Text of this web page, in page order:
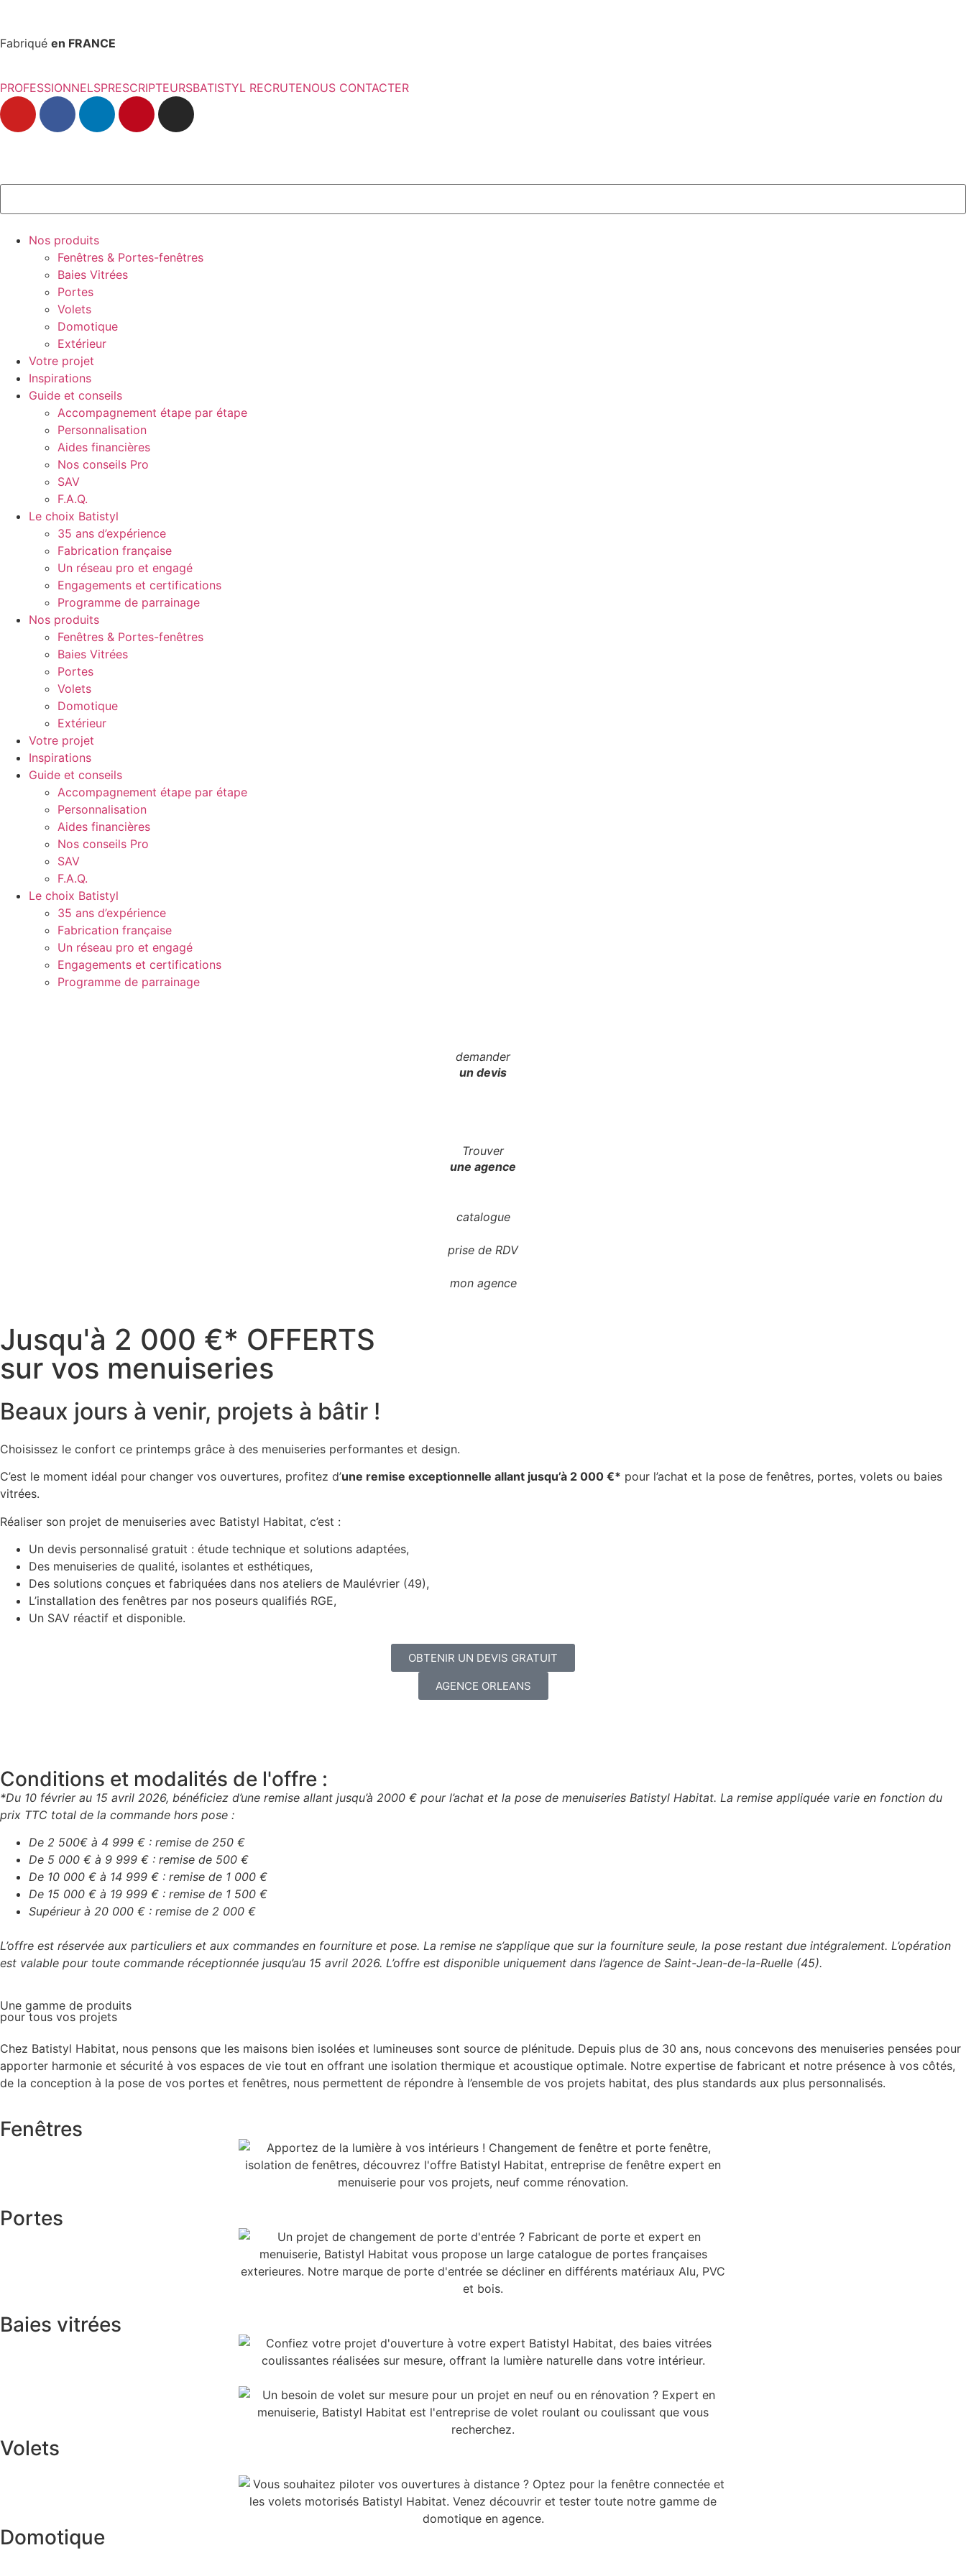
Fabriqué en FRANCE
PROFESSIONNELSPRESCRIPTEURSBATISTYL RECRUTENOUS CONTACTER
Nos produits
Fenêtres & Portes-fenêtres
Baies Vitrées
Portes
Volets
Domotique
Extérieur
Votre projet
Inspirations
Guide et conseils
Accompagnement étape par étape
Personnalisation
Aides financières
Nos conseils Pro
SAV
F.A.Q.
Le choix Batistyl
35 ans d’expérience
Fabrication française
Un réseau pro et engagé
Engagements et certifications
Programme de parrainage
Nos produits
Fenêtres & Portes-fenêtres
Baies Vitrées
Portes
Volets
Domotique
Extérieur
Votre projet
Inspirations
Guide et conseils
Accompagnement étape par étape
Personnalisation
Aides financières
Nos conseils Pro
SAV
F.A.Q.
Le choix Batistyl
35 ans d’expérience
Fabrication française
Un réseau pro et engagé
Engagements et certifications
Programme de parrainage
demander
un devis
Trouver
une agence
catalogue
prise de RDV
mon agence
Jusqu'à 2 000 €* OFFERTS
sur vos menuiseries
Beaux jours à venir, projets à bâtir !
Choisissez le confort ce printemps grâce à des menuiseries performantes et design.
C’est le moment idéal pour changer vos ouvertures, profitez d’une remise exceptionnelle allant jusqu’à 2 000 €* pour l’achat et la pose de fenêtres, portes, volets ou baies
vitrées.
Réaliser son projet de menuiseries avec Batistyl Habitat, c’est :
Un devis personnalisé gratuit : étude technique et solutions adaptées,
Des menuiseries de qualité, isolantes et esthétiques,
Des solutions conçues et fabriquées dans nos ateliers de Maulévrier (49),
L’installation des fenêtres par nos poseurs qualifiés RGE,
Un SAV réactif et disponible.
OBTENIR UN DEVIS GRATUIT
AGENCE ORLEANS
Conditions et modalités de l'offre :
*Du 10 février au 15 avril 2026, bénéficiez d’une remise allant jusqu’à 2000 € pour l’achat et la pose de menuiseries Batistyl Habitat. La remise appliquée varie en fonction du
prix TTC total de la commande hors pose :
De 2 500€ à 4 999 € : remise de 250 €
De 5 000 € à 9 999 € : remise de 500 €
De 10 000 € à 14 999 € : remise de 1 000 €
De 15 000 € à 19 999 € : remise de 1 500 €
Supérieur à 20 000 € : remise de 2 000 €
L’offre est réservée aux particuliers et aux commandes en fourniture et pose. La remise ne s’applique que sur la fourniture seule, la pose restant due intégralement. L’opération
est valable pour toute commande réceptionnée jusqu’au 15 avril 2026. L’offre est disponible uniquement dans l’agence de Saint-Jean-de-la-Ruelle (45).
Une gamme de produits
pour tous vos projets
Chez Batistyl Habitat, nous pensons que les maisons bien isolées et lumineuses sont source de plénitude. Depuis plus de 30 ans, nous concevons des menuiseries pensées pour
apporter harmonie et sécurité à vos espaces de vie tout en offrant une isolation thermique et acoustique optimale. Notre expertise de fabricant et notre présence à vos côtés,
de la conception à la pose de vos portes et fenêtres, nous permettent de répondre à l’ensemble de vos projets habitat, des plus standards aux plus personnalisés.
Fenêtres
Portes
Baies vitrées
Volets
Domotique